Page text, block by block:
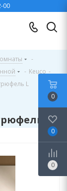
00
-
- Keuco -
L
L
0
0
0